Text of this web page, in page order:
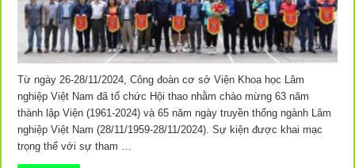
Từ ngày 26-28/11/2024, Công đoàn cơ sở Viện Khoa học Lâm
nghiệp Việt Nam đã tổ chức Hội thao nhằm chào mừng 63 năm
thành lập Viện (1961-2024) và 65 năm ngày truyền thống ngành Lâm
nghiệp Việt Nam (28/11/1959-28/11/2024). Sự kiện được khai mạc
trọng thể với sự tham …